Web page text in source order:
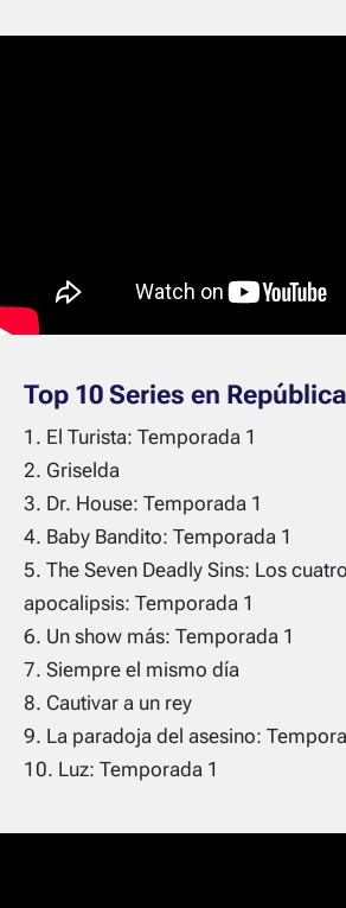
Top 10 Series en
El Turista: Temporada 1
Griselda
Dr. House: Temporada 1
Baby Bandito: Temporada 1
The Seven Deadly Sins: Los
apocalipsis: Temporada 1
Un show más: Temporada 1
Siempre el mismo día
Cautivar a un rey
La paradoja del asesino:
Luz: Temporada 1